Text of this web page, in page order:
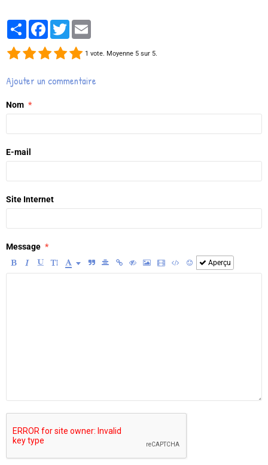
PartagerFacebook
Twitter
1 vote. Moyenne 5 sur 5.
Ajouter un commentaire
Nom
E-mail
Site Internet
Message
Aperçu